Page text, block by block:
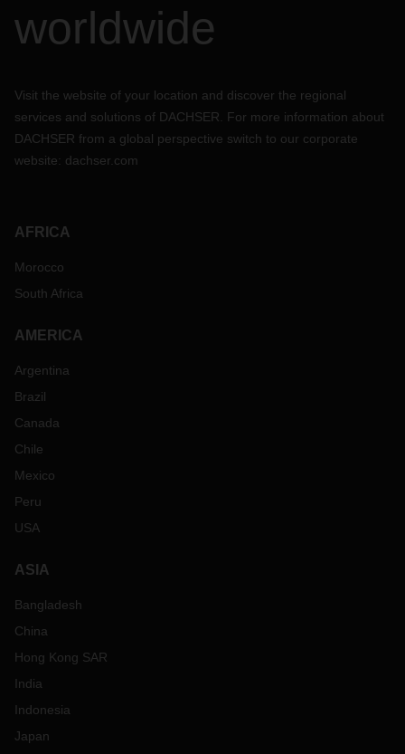
worldwide
Visit the website of your location and discover the regional
services and solutions of DACHSER. For more information about
DACHSER from a global perspective switch to our corporate
website: dachser.com
AFRICA
Morocco
South Africa
AMERICA
Argentina
Brazil
Canada
Chile
Mexico
Peru
USA
ASIA
Bangladesh
China
Hong Kong SAR
India
Indonesia
Japan